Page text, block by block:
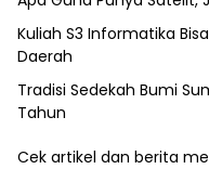
Kuliah S3 Informatika
Daerah
Tradisi Sedekah Bumi
Tahun
Cek artikel dan berita